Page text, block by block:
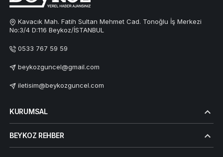
Kavacık Mah. Fatih Sultan Mehmet Cad. Tonoğlu İş Merkezi
No:3/4 D:116 Beykoz/İSTANBUL
0533 767 59 59
beykozguncel@gmail.com
iletisim@beykozguncel.com
KURUMSAL
BEYKOZ REHBER